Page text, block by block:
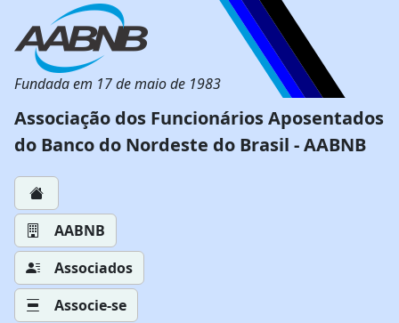
Fundada em 17 de maio de 1983
Associação dos Funcionários Aposentados
do Banco do Nordeste do Brasil - AABNB
AABNB
Associados
Associe-se